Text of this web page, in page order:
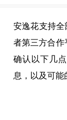
安逸花支持
者第三方合
确认以下几
息，以及可能